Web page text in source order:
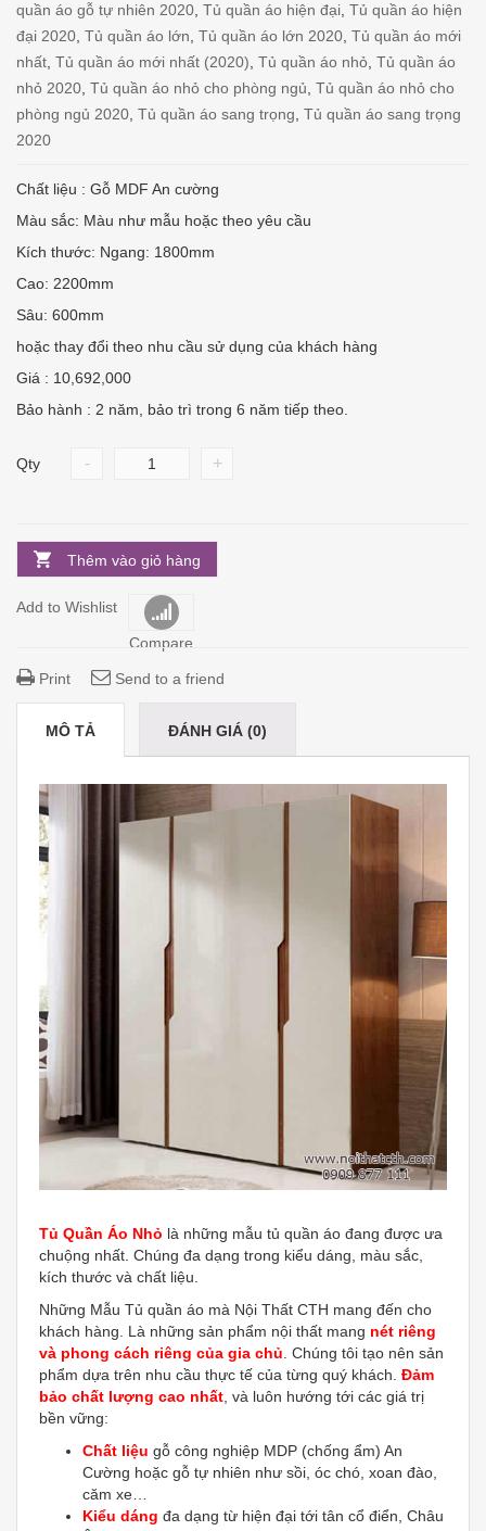
quần áo gỗ tự nhiên 2020 Tủ quần áo hiện đại Tủ quần áo hiện
đại 2020 Tủ quần áo lớn Tủ quần áo lớn 2020 Tủ quần áo mới
nhất Tủ quần áo mới nhất (2020) Tủ quần áo nhỏ Tủ quần áo
nhỏ 2020 Tủ quần áo nhỏ cho phòng ngủ Tủ quần áo nhỏ cho
phòng ngủ 2020 Tủ quần áo sang trọng Tủ quần áo sang trọng
2020
Chất liệu : Gỗ MDF An cường
Màu sắc: Màu như mẫu hoặc theo yêu cầu
Kích thước: Ngang: 1800mm
Cao: 2200mm
Sâu: 600mm
hoặc thay đổi theo nhu cầu sử dụng của khách hàng
Giá : 10,692,000
Bảo hành : 2 năm, bảo trì trong 6 năm tiếp theo.
Qty - +
Thêm vào giỏ hàng
Add to Wishlist
Compare
Print Send to a friend
MÔ TẢ ĐÁNH GIÁ (0)
Tủ Quần Áo Nhỏ là những mẫu tủ quần áo đang được ưa
chuộng nhất. Chúng đa dạng trong kiểu dáng, màu sắc,
kích thước và chất liệu.
Những Mẫu Tủ quần áo mà Nội Thất CTH mang đến cho
khách hàng. Là những sản phẩm nội thất mang nét riêng
và phong cách riêng của gia chủ . Chúng tôi tạo nên sản
phẩm dựa trên nhu cầu thực tế của từng quý khách. Đảm
bảo chất lượng cao nhất , và luôn hướng tới các giá trị
bền vững:
Chất liệu gỗ công nghiệp MDP (chống ẩm) An
Cường hoặc gỗ tự nhiên như sồi, óc chó, xoan đào,
căm xe…
Kiểu dáng đa dạng từ hiện đại tới tân cổ điển, Châu